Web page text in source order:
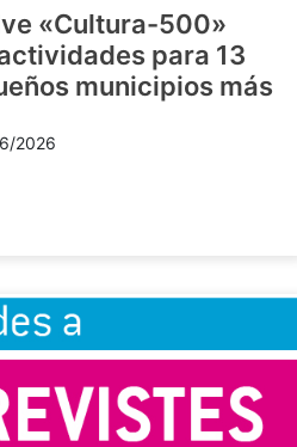
«Cultura-500»
para 13
municipios más
2026